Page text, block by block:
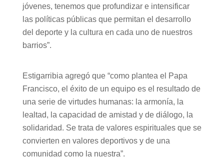
jóvenes, tenemos que profundizar e intensificar
las políticas públicas que permitan el desarrollo
del deporte y la cultura en cada uno de nuestros
barrios”.
Estigarribia agregó que “como plantea el Papa
Francisco, el éxito de un equipo es el resultado de
una serie de virtudes humanas: la armonía, la
lealtad, la capacidad de amistad y de diálogo, la
solidaridad. Se trata de valores espirituales que se
convierten en valores deportivos y de una
comunidad como la nuestra”.